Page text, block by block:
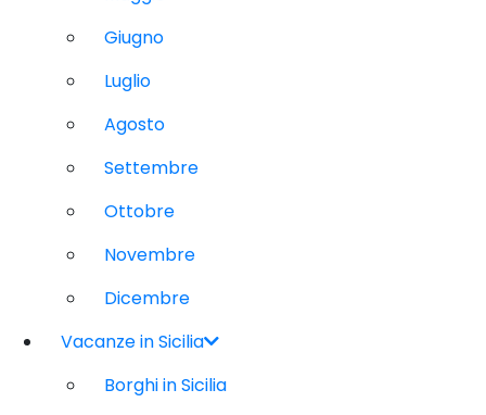
Giugno
Luglio
Agosto
Settembre
Ottobre
Novembre
Dicembre
Vacanze in Sicilia
Borghi in Sicilia